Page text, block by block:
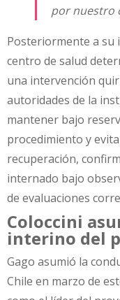
por nuestro
Posteriormente a su
centro de salud
una intervención
autoridades de la
mantener bajo
procedimiento y
recuperación,
internado bajo
de evaluaciones
Coloccini
interino del
Gago asumió la
Chile en marzo de